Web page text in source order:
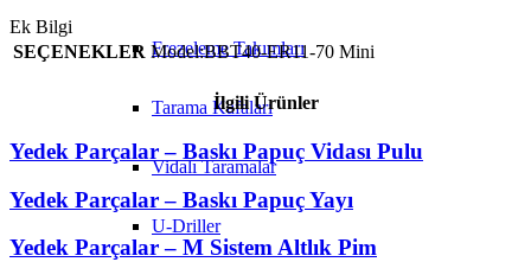
Frezeleme Takımları
Tarama Kafaları
Vidalı Taramalar
U-Driller
Ek Bilgi
SEÇENEKLER Model:BBT40-ER11-70 Mini
İlgili Ürünler
Yedek Parçalar – Baskı Papuç Vidası Pulu
Yedek Parçalar – Baskı Papuç Yayı
Yedek Parçalar – M Sistem Altlık Pim